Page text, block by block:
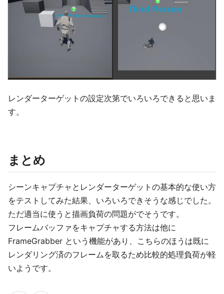
レンダーターゲットの設定次第でいろいろできると思いま
す。
まとめ
シーンキャプチャとレンダーターゲットの基本的な使い方
をテストしてみた結果、いろいろできそうな感じでした。
ただ適当に使うと描画負荷の問題がでそうです。
フレームバッファをキャプチャする方法は他に
FrameGrabber という機能があり、こちらのほうは既に
レンダリング済のフレームを取るため比較的処理負荷が軽
いようです。